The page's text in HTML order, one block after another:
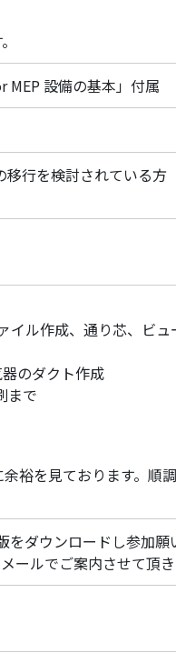
設備の基本」付属
移行を検討されている方
イル作成、通り芯、ビュ
のダクト作成
まで
裕を見ております。順
ダウンロードし参加願
ールでご案内させて頂き